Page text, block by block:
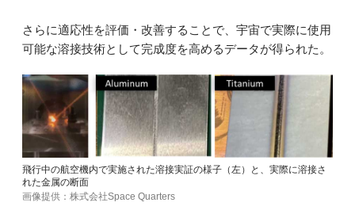
さらに適応性を評価・改善することで、宇宙で実際に使用
可能な溶接技術として完成度を高めるデータが得られた。
飛行中の航空機内で実施された溶接実証の様子（左）と、実際に溶接さ
れた金属の断面
画像提供：株式会社Space Quarters